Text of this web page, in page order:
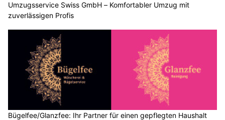
Umzugsservice Swiss GmbH – Komfortabler Umzug mit
zuverlässigen Profis
Bügelfee/Glanzfee: Ihr Partner für einen gepflegten Haushalt